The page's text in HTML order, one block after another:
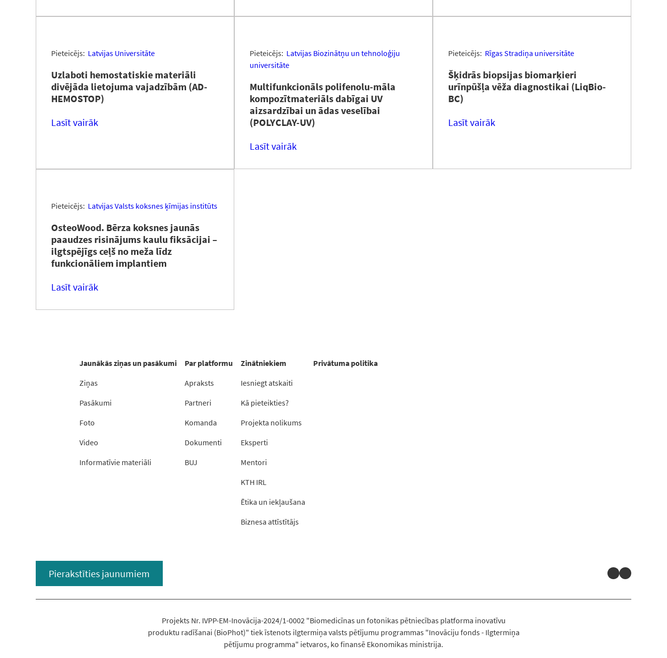
Pieteicējs: Latvijas Universitāte
Uzlaboti hemostatiskie materiāli
divējāda lietojuma vajadzībām (AD-
HEMOSTOP)
Lasīt vairāk
Pieteicējs: Latvijas Biozinātņu un tehnoloģiju
universitāte
Multifunkcionāls polifenolu-māla
kompozītmateriāls dabīgai UV
aizsardzībai un ādas veselībai
(POLYCLAY-UV)
Lasīt vairāk
Pieteicējs: Rīgas Stradiņa universitāte
Šķidrās biopsijas biomarķieri
urīnpūšļa vēža diagnostikai (LiqBio-
BC)
Lasīt vairāk
Pieteicējs: Latvijas Valsts koksnes ķīmijas institūts
OsteoWood. Bērza koksnes jaunās
paaudzes risinājums kaulu fiksācijai –
ilgtspējīgs ceļš no meža līdz
funkcionāliem implantiem
Lasīt vairāk
Jaunākās ziņas un pasākumi
Ziņas
Pasākumi
Foto
Video
Informatīvie materiāli
Par platformu
Apraksts
Partneri
Komanda
Dokumenti
BUJ
Zinātniekiem
Iesniegt atskaiti
Kā pieteikties?
Projekta nolikums
Eksperti
Mentori
KTH IRL
Ētika un iekļaušana
Biznesa attīstītājs
Privātuma politika
Pierakstīties jaunumiem LinkedIn
YouTube
Projekts Nr. IVPP-EM-Inovācija-2024/1-0002 "Biomedicīnas un fotonikas pētniecības platforma inovatīvu
produktu radīšanai (BioPhot)" tiek īstenots ilgtermiņa valsts pētījumu programmas "Inovāciju fonds - Ilgtermiņa
pētījumu programma" ietvaros, ko finansē Ekonomikas ministrija.